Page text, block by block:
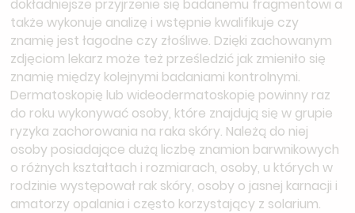
dokładniejsze przyjrzenie się badanemu fragmentowi a
także wykonuje analizę i wstępnie kwalifikuje czy
znamię jest łagodne czy złośliwe. Dzięki zachowanym
zdjęciom lekarz może też prześledzić jak zmieniło się
znamię między kolejnymi badaniami kontrolnymi.
Dermatoskopię lub wideodermatoskopię powinny raz
do roku wykonywać osoby, które znajdują się w grupie
ryzyka zachorowania na raka skóry. Należą do niej
osoby posiadające dużą liczbę znamion barwnikowych
o różnych kształtach i rozmiarach, osoby, u których w
rodzinie występował rak skóry, osoby o jasnej karnacji i
amatorzy opalania i często korzystający z solarium.